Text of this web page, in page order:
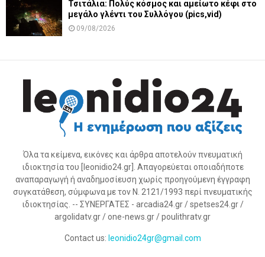
Τσιτάλια: Πολύς κόσμος και αμείωτο κέφι στο
μεγάλο γλέντι του Συλλόγου (pics,vid)
09/08/2026
Όλα τα κείμενα, εικόνες και άρθρα αποτελούν πνευματική
ιδιοκτησία του [leonidio24.gr]. Απαγορεύεται οποιαδήποτε
αναπαραγωγή ή αναδημοσίευση χωρίς προηγούμενη έγγραφη
συγκατάθεση, σύμφωνα με τον Ν. 2121/1993 περί πνευματικής
ιδιοκτησίας. -- ΣΥΝΕΡΓΑΤΕΣ - arcadia24.gr / spetses24.gr /
argolidatv.gr / one-news.gr / poulithratv.gr
Contact us: leonidio24gr@gmail.com